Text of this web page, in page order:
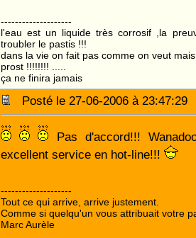
--------------------
l'eau est un liquide très corrosif ,la
troubler le pastis !!!
dans la vie on fait pas comme on veut
prost !!!!!!!! .....
ça ne finira jamais
Posté le 27-06-2006 à
Pas d'accord!!!
excellent service en hot-line!!!
--------------------
Tout ce qui arrive, arrive justement.
Comme si quelqu'un vous attribuait votre
Marc Aurèle